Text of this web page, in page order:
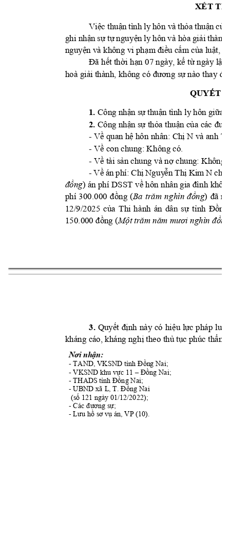
XÉT TH
Việc thuận tình ly hôn và thỏa thuận c
ghi nhận sự tự nguyện ly hôn và hòa giải thành
nguyện và không vi phạm điều cấm của luật,
Đã hết thời hạn 07 ngày, kể từ ngày lậ
hoà giải thành, không có đương sự nào thay đổ
QUYẾT
1. Công nhận sựthuận tình ly hôn giữa
2. Công nhận sự thỏa thuận của các
- Về quan hệ hôn nhân: Chị N và anh Tu
- Về con chung: Không có.
- Về tài sản chung và nợ chung: Không
- Về án phí: Chị Nguyễn Thị Kim N ch
đồng) án phí DSST về hôn nhân gia đình
phí 300.000 đồng (Ba trăm nghìn đồng) đã n
12/9/2025 của Thi hành án dân sự tỉnh Đồng
150.000 đồng (Một trăm năm mươi nghìn đồng
3. Quyết định này có hiệu lực pháp lu
kháng cáo, kháng nghị theo thủ tục phúc thẩm.
Nơi nhận:
- TAND, VKSND tỉnh Đồng Nai;
- VKSND khu vực 11 – Đồng Nai;
- THADS tỉnh Đồng Nai;
- UBND xã L, T. Đồng Nai
(số 121 ngày 01/12/2022);
- Các đương sự;
- Lưu hồ sơ vụ án, VP (10).